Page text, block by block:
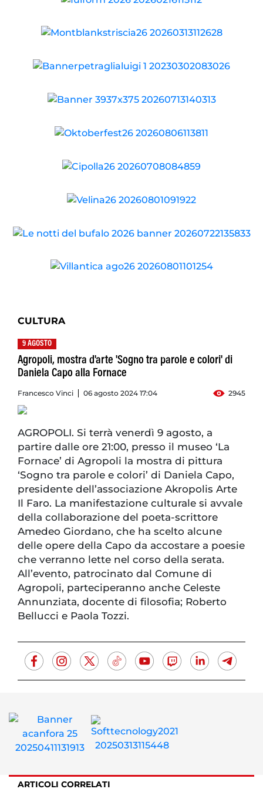
CULTURA
9 AGOSTO
Agropoli, mostra d'arte 'Sogno tra parole e colori' di
Daniela Capo alla Fornace
Francesco Vinci 06 agosto 2024 17:04 2945
AGROPOLI. Si terrà venerdì 9 agosto, a
partire dalle ore 21:00, presso il museo ‘La
Fornace’ di Agropoli la mostra di pittura
‘Sogno tra parole e colori’ di Daniela Capo,
presidente dell’associazione Akropolis Arte
Il Faro. La manifestazione culturale si avvale
della collaborazione del poeta-scrittore
Amedeo Giordano, che ha scelto alcune
delle opere della Capo da accostare a poesie
che verranno lette nel corso della serata.
All’evento, patrocinato dal Comune di
Agropoli, parteciperanno anche Celeste
Annunziata, docente di filosofia; Roberto
Bellucci e Paola Tozzi.
ARTICOLI CORRELATI